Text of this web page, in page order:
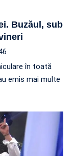
Buzăul, sub
în toată
emis mai multe